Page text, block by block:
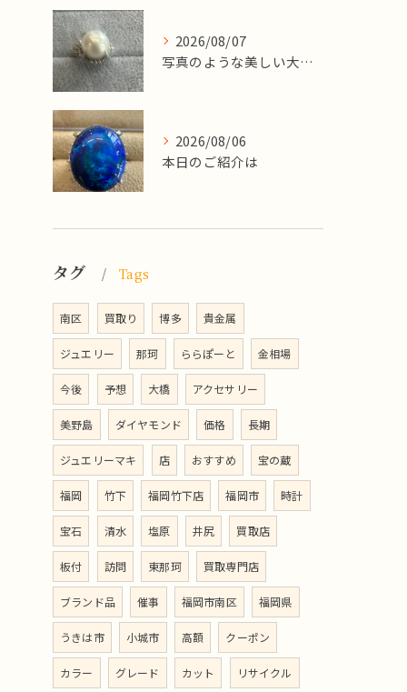
2026/08/07
写真のような美しい大粒のパールリングですが、
2026/08/06
本日のご紹介は
タグ Tags
南区 買取り 博多 貴金属
ジュエリー 那珂 ららぽーと 金相場
今後 予想 大橋 アクセサリー
美野島 ダイヤモンド 価格 長期
ジュエリーマキ 店 おすすめ 宝の蔵
福岡 竹下 福岡竹下店 福岡市 時計
宝石 清水 塩原 井尻 買取店
板付 訪問 東那珂 買取専門店
ブランド品 催事 福岡市南区 福岡県
うきは市 小城市 高額 クーポン
カラー グレード カット リサイクル